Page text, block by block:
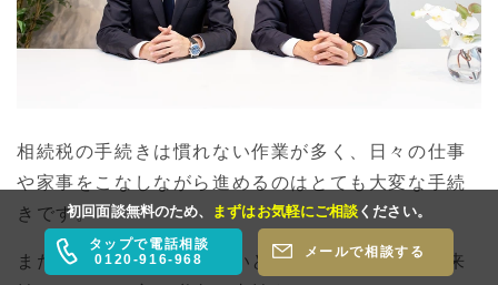
初回面談無料のため、 まずはお気軽にご相談 ください。
タップで電話相談
0120-916-968
メールで相談する
相続税の手続きは慣れない作業が多く、日々の仕事
や家事をこなしながら進めるのはとても大変な手続
きです。
また、適切な申告をしないと、後の税務調査で本来